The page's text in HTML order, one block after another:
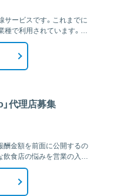
サービスです。これまでに
種で利用されています。さ
代理店募集